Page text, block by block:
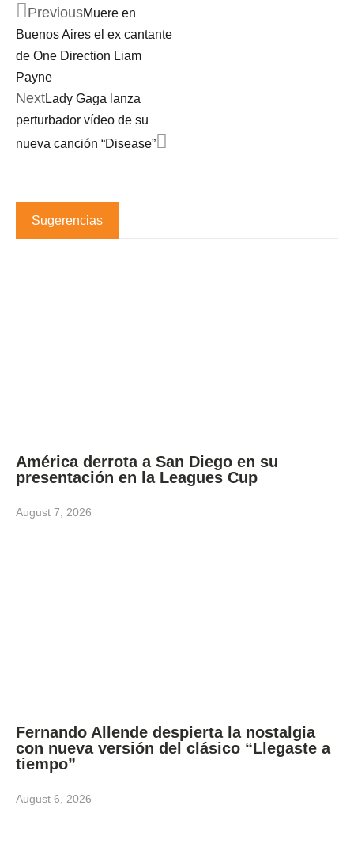
PreviousMuere en
Buenos Aires el ex cantante
de One Direction Liam
Payne
NextLady Gaga lanza
perturbador vídeo de su
nueva canción “Disease”
Sugerencias
América derrota a San Diego en su
presentación en la Leagues Cup
August 7, 2026
Fernando Allende despierta la nostalgia
con nueva versión del clásico “Llegaste a
tiempo”
August 6, 2026